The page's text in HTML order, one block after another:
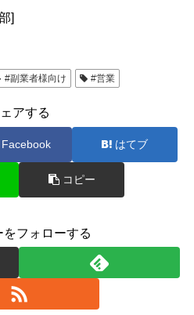
]
#副業者様向け #営業
アする
Facebook はてブ
コピー
をフォローする